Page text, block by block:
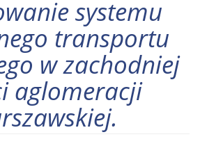
systemu
transportu
w zachodniej
aglomeracji